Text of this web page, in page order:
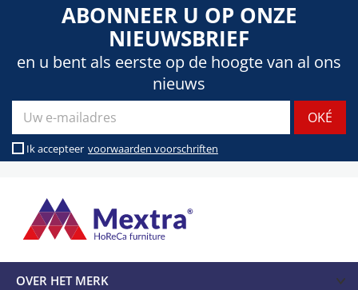
ABONNEER U OP ONZE
NIEUWSBRIEF
en u bent als eerste op de hoogte van al ons
nieuws
Ik accepteer voorwaarden voorschriften
OVER HET MERK